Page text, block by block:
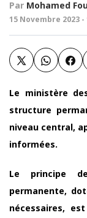
Par Mohamed
15 Novembre 2023 -
Le ministère
structure
niveau central,
informées.
Le principe
permanente,
nécessaires,